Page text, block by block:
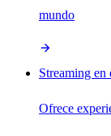
mundo
Streaming en
Ofrece